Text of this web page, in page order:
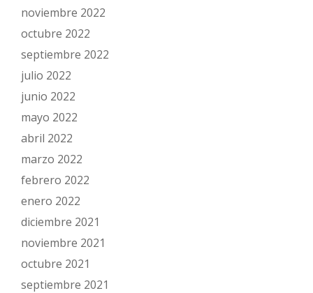
noviembre 2022
octubre 2022
septiembre 2022
julio 2022
junio 2022
mayo 2022
abril 2022
marzo 2022
febrero 2022
enero 2022
diciembre 2021
noviembre 2021
octubre 2021
septiembre 2021